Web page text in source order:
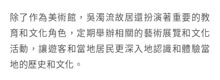
除了作為美術館，吳濁流故居還扮演著重要的教
育和文化角色，定期舉辦相關的藝術展覽和文化
活動，讓遊客和當地居民更深入地認識和體驗當
地的歷史和文化。